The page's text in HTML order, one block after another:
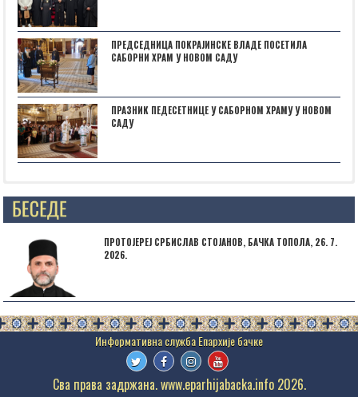
ПРЕДСЕДНИЦА ПОКРАЈИНСКЕ ВЛАДЕ ПОСЕТИЛА
САБОРНИ ХРАМ У НОВОМ САДУ
ПРАЗНИК ПЕДЕСЕТНИЦЕ У САБОРНОМ ХРАМУ У НОВОМ
САДУ
ПРОТОЈЕРЕЈ СРБИСЛАВ СТОЈАНОВ, БАЧКА ТОПОЛА, 26. 7.
2026.
Сва права задржана. www.eparhijabacka.info 2026.